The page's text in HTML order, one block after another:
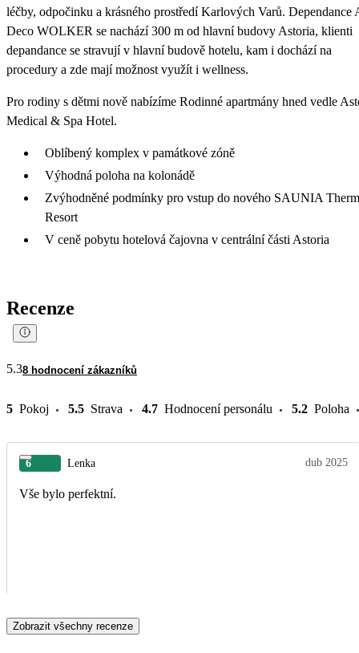
léčby, odpočinku a krásného prostředí Karlových Varů. Dependance
Deco WOLKER se nachází 300 m od hlavní budovy Astoria, klienti
depandance se stravují v hlavní budově hotelu, kam i dochází na
procedury a zde mají možnost využít i wellness.
Pro rodiny s dětmi nově nabízíme Rodinné apartmány hned vedle
Medical & Spa Hotel.
Oblíbený komplex v památkové zóně
Výhodná poloha na kolonádě
Zvýhodněné podmínky pro vstup do nového SAUNIA
Resort
V ceně pobytu hotelová čajovna v centrální části Astoria
Recenze
5.38 hodnocení zákazníků
5 Pokoj 5.5 Strava 4.7 Hodnocení personálu 5.2 Poloha
6 Lenka dub 2025
Vše bylo perfektní.
Zobrazit všechny recenze